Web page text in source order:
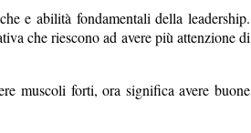
e abilità fondamentali della leadership.
che riescono ad avere più attenzione di
muscoli forti, ora significa avere buone